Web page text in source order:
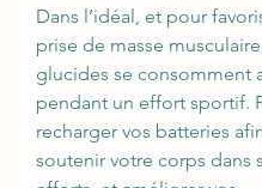
Dans l’idéal, et pour
prise de masse
glucides se consomment
pendant un effort sportif.
recharger vos batteries
soutenir votre corps dans